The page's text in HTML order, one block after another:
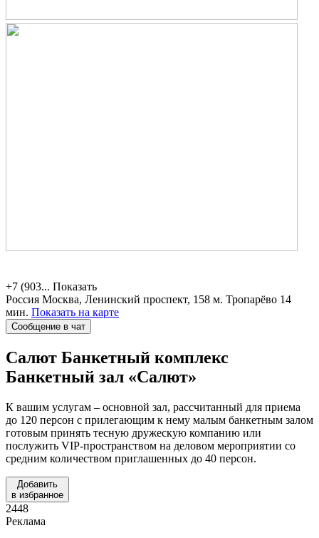
+7 (903... Показать
Россия Москва, Ленинский проспект, 158 м. Тропарёво 14
мин. Показать на карте
Сообщение в чат
Салют Банкетный комплекс
Банкетный зал «Салют»
К вашим услугам – основной зал, рассчитанный для приема
до 120 персон с прилегающим к нему малым банкетным залом
готовым принять тесную дружескую компанию или
послужить VIP-пространством на деловом мероприятии со
средним количеством приглашенных до 40 персон.
Добавить
в избранное
2448
Реклама